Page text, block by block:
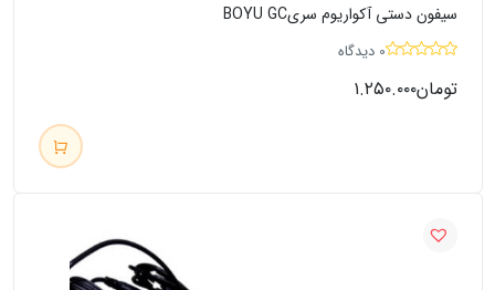
سیفون دستی آکواریوم سریBOYU GC
0 دیدگاه
تومان۱.۲۵۰.۰۰۰